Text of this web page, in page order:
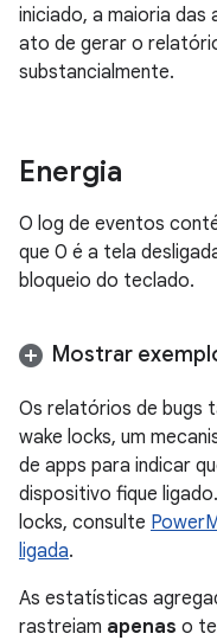
iniciado, a maioria das
ato de gerar o
substancialmente.
Energia
O log de eventos
que 0 é a tela
bloqueio do teclado.
Mostrar
Os relatórios de bugs
wake locks, um
de apps para indicar
dispositivo fique
locks, consulte
ligada.
As estatísticas
rastreiam apenas o